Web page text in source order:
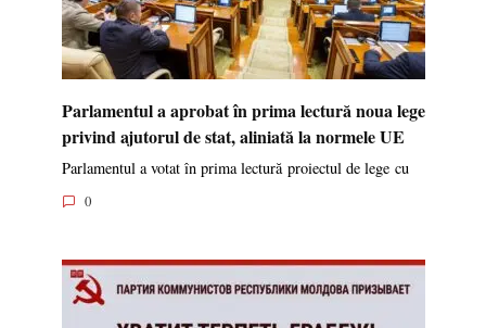
Parlamentul a aprobat în prima lectură noua lege
privind ajutorul de stat, aliniată la normele UE
Parlamentul a votat în prima lectură proiectul de lege cu
0